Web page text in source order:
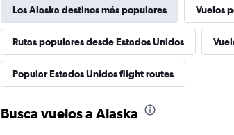
Los Alaska destinos más populares Vuelos
Rutas populares desde Estados Unidos
Popular Estados Unidos flight routes
Busca vuelos a Alaska